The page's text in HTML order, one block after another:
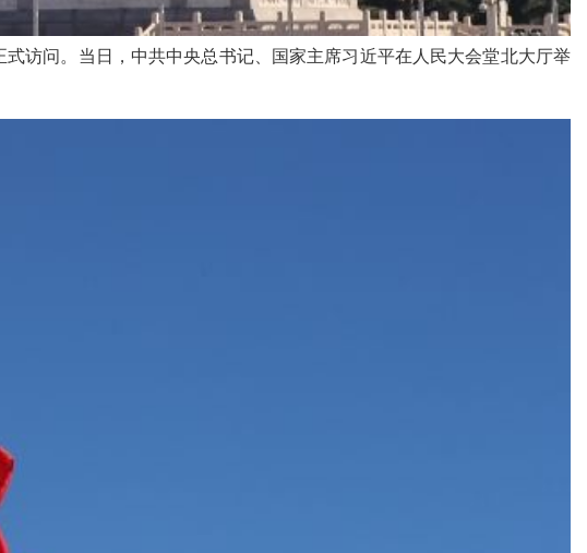
访问。当日，中共中央总书记、国家主席习近平在人民大会堂北大厅举